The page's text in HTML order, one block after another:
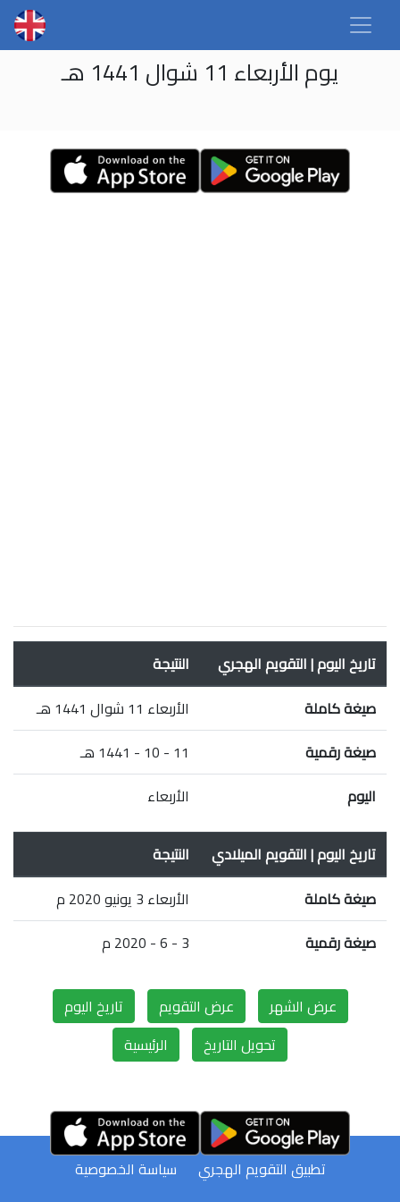
يوم الأربعاء 11 شوال 1441 هـ
تاريخ اليوم | التقويم الهجري
النتيجة
صيغة كاملة
الأربعاء 11 شوال 1441 هـ
صيغة رقمية
11 - 10 - 1441 هـ
اليوم
الأربعاء
تاريخ اليوم | التقويم الميلادي
النتيجة
صيغة كاملة
الأربعاء 3 يونيو 2020 م
صيغة رقمية
3 - 6 - 2020 م
عرض الشهر عرض التقويم
تاريخ اليوم
تحويل التاريخ
الرئيسية
سياسة الخصوصية
تطبيق التقويم الهجري